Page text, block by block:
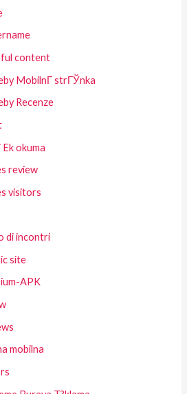
content
MobilnГ­ strГЎnka
Recenze
okuma
review
visitors
di incontri
site
APK
mobilna